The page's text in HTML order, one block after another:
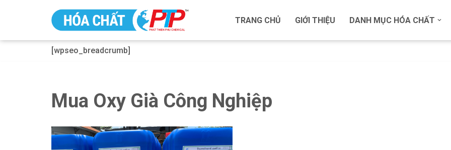
tới
TRANG CHỦ GIỚI THIỆU DANH MỤC HÓA CHẤT
[wpseo_breadcrumb]
Mua Oxy Già Công Nghiệp